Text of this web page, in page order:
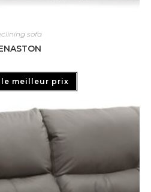
sofa
meilleur prix